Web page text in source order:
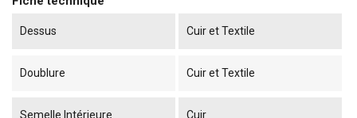
Dessus Cuir et Textile
Doublure Cuir et Textile
Semelle Intérieure Cuir